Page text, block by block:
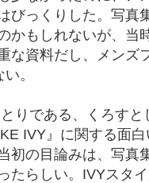
びっくりした。写真
かもしれないが、当
な資料だし、メンズ
。
りである、くろすと
IVY』に関する面
初の目論みは、写真
たらしい。IVYスタ